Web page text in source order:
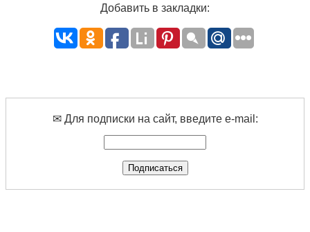
Добавить в закладки:
✉ Для подписки на сайт, введите e-mail: